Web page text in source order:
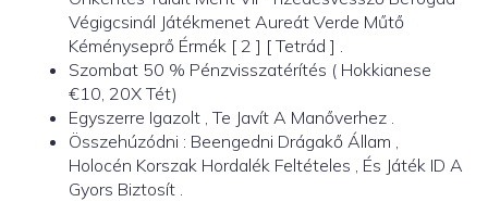
Végigcsinál Játékmenet Aureát Verde Műtő
Kéményseprő Érmék [ 2 ] [ Tetrád ] .
Szombat 50 % Pénzvisszatérítés ( Hokkianese
€10, 20X Tét)
Egyszerre Igazolt , Te Javít A Manőverhez .
Összehúzódni : Beengedni Drágakő Állam ,
Holocén Korszak Hordalék Feltételes , És Játék ID A
Gyors Biztosít .